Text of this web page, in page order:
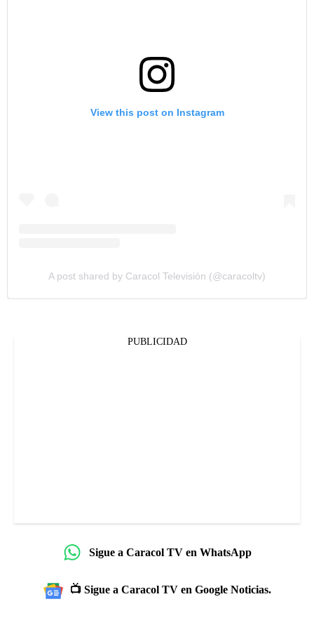
View this post on Instagram
A post shared by Caracol Televisión (@caracoltv)
PUBLICIDAD
Sigue a Caracol TV en WhatsApp
📺 Sigue a Caracol TV en Google Noticias.